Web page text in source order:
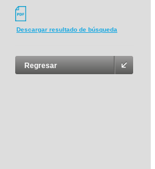
Descargar resultado de búsqueda
Regresar